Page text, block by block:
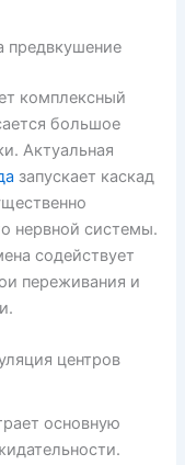
предвкушение
комплексный
большое
Актуальная
запускает каскад
нервной системы.
содействует
переживания и
центров
основную